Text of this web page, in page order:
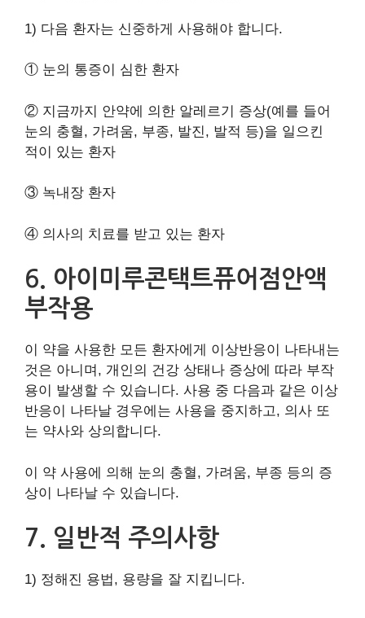
1) 다음 환자는 신중하게 사용해야 합니다.
① 눈의 통증이 심한 환자
② 지금까지 안약에 의한 알레르기 증상(예를 들어
눈의 충혈, 가려움, 부종, 발진, 발적 등)을 일으킨
적이 있는 환자
③ 녹내장 환자
④ 의사의 치료를 받고 있는 환자
6. 아이미루콘택트퓨어점안액
부작용
이 약을 사용한 모든 환자에게 이상반응이 나타내는
것은 아니며, 개인의 건강 상태나 증상에 따라 부작
용이 발생할 수 있습니다. 사용 중 다음과 같은 이상
반응이 나타날 경우에는 사용을 중지하고, 의사 또
는 약사와 상의합니다.
이 약 사용에 의해 눈의 충혈, 가려움, 부종 등의 증
상이 나타날 수 있습니다.
7. 일반적 주의사항
1) 정해진 용법, 용량을 잘 지킵니다.